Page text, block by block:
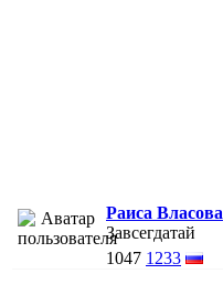
Раиса Власова
Завсегдатай
1047 1233